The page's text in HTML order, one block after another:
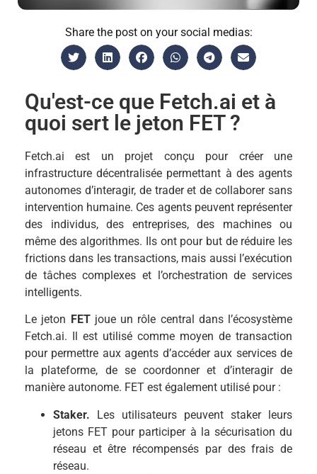
Share the post on your social medias:
Qu'est-ce que Fetch.ai et à
quoi sert le jeton FET ?
Fetch.ai est un projet conçu pour créer une
infrastructure décentralisée permettant à des agents
autonomes d’interagir, de trader et de collaborer sans
intervention humaine. Ces agents peuvent représenter
des individus, des entreprises, des machines ou
même des algorithmes. Ils ont pour but de réduire les
frictions dans les transactions, mais aussi l’exécution
de tâches complexes et l’orchestration de services
intelligents.
Le jeton FETjoue un rôle central dans l’écosystème
Fetch.ai. Il est utilisé comme moyen de transaction
pour permettre aux agents d’accéder aux services de
la plateforme, de se coordonner et d’interagir de
manière autonome. FET est également utilisé pour :
Staker. Les utilisateurs peuvent staker leurs
jetons FET pour participer à la sécurisation du
réseau et être récompensés par des frais de
réseau.